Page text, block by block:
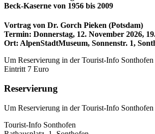
Beck-Kaserne von 1956 bis 2009
Vortrag von Dr. Gorch Pieken (Potsdam)
Termin: Donnerstag, 12. November 2026,
Ort: AlpenStadtMuseum, Sonnenstr. 1,
Um Reservierung in der Tourist-Info
Eintritt 7 Euro
Reservierung
Um Reservierung in der Tourist-Info
Tourist-Info Sonthofen